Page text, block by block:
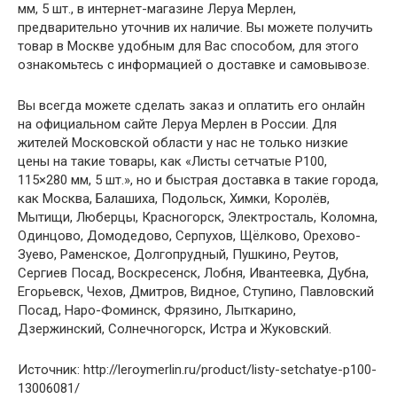
мм, 5 шт., в интернет-магазине Леруа Мерлен,
предварительно уточнив их наличие. Вы можете получить
товар в Москве удобным для Вас способом, для этого
ознакомьтесь с информацией о доставке и самовывозе.
Вы всегда можете сделать заказ и оплатить его онлайн
на официальном сайте Леруа Мерлен в России. Для
жителей Московской области у нас не только низкие
цены на такие товары, как «Листы сетчатые P100,
115×280 мм, 5 шт.», но и быстрая доставка в такие города,
как Москва, Балашиха, Подольск, Химки, Королёв,
Мытищи, Люберцы, Красногорск, Электросталь, Коломна,
Одинцово, Домодедово, Серпухов, Щёлково, Орехово-
Зуево, Раменское, Долгопрудный, Пушкино, Реутов,
Сергиев Посад, Воскресенск, Лобня, Ивантеевка, Дубна,
Егорьевск, Чехов, Дмитров, Видное, Ступино, Павловский
Посад, Наро-Фоминск, Фрязино, Лыткарино,
Дзержинский, Солнечногорск, Истра и Жуковский.
Источник: http://leroymerlin.ru/product/listy-setchatye-p100-
13006081/